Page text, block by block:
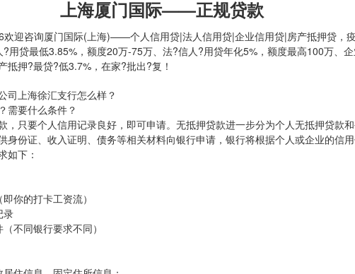
上海厦门国际——正规贷款
欢迎咨询厦门国际(上海)——个人信用贷|法人信用贷|企业信用贷|房产抵押贷，
用贷最低3.85%，额度20万-75万、法?信人?用贷年化5%，额度最高100万、
抵押?最贷?低3.7%，在家?批出?复！
司上海徐汇支行怎么样？
需要什么条件？
，只要个人信用记录良好，即可申请。无抵押贷款进一步分为个人无抵押贷款
身份证、收入证明、债务等相关材料向银行申请，银行将根据个人或企业的信用
如下：
你的打卡工资流）
录
不同银行要求不同）